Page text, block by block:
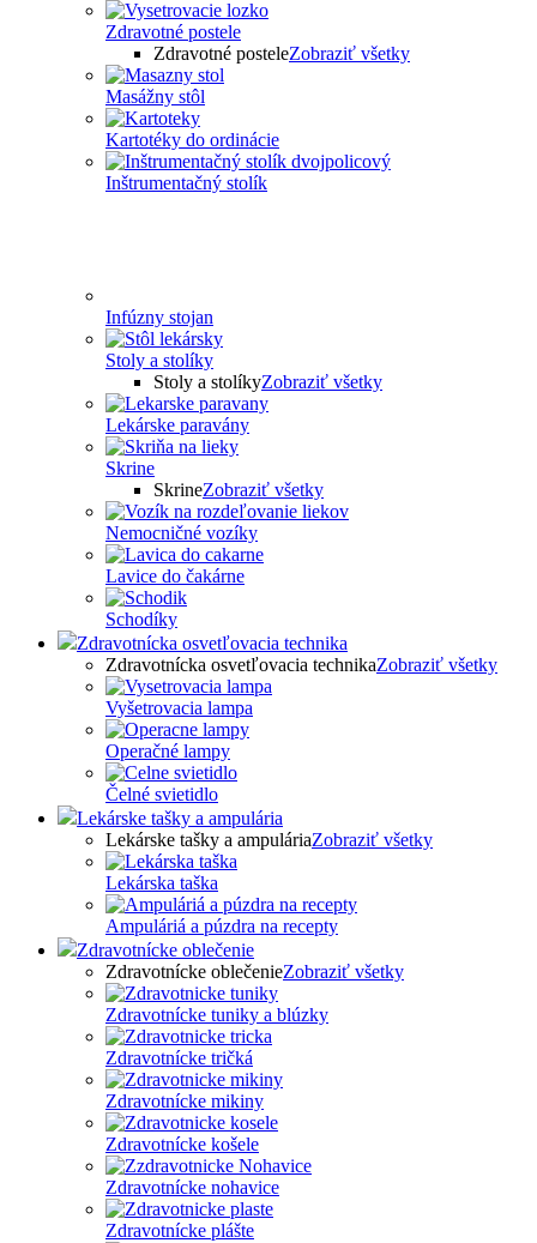
Zdravotné postele
Zdravotné posteleZobraziť všetky
Masážny stôl
Kartotéky do ordinácie
Inštrumentačný stolík
Infúzny stojan
Stoly a stolíky
Stoly a stolíkyZobraziť všetky
Lekárske paravány
Skrine
SkrineZobraziť všetky
Nemocničné vozíky
Lavice do čakárne
Schodíky
Zdravotnícka osvetľovacia technika
Zdravotnícka osvetľovacia technikaZobraziť všetky
Vyšetrovacia lampa
Operačné lampy
Čelné svietidlo
Lekárske tašky a ampulária
Lekárske tašky a ampuláriaZobraziť všetky
Lekárska taška
Ampuláriá a púzdra na recepty
Zdravotnícke oblečenie
Zdravotnícke oblečenieZobraziť všetky
Zdravotnícke tuniky a blúzky
Zdravotnícke tričká
Zdravotnícke mikiny
Zdravotnícke košele
Zdravotnícke nohavice
Zdravotnícke plášte